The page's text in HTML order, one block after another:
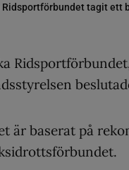
Ridsportförbundet tagit
är baserat på